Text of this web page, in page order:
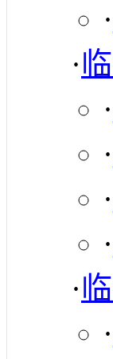
·
·
·
·
·
·
·
·